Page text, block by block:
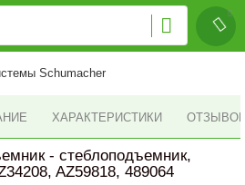
Schumacher
ХАРАКТЕРИСТИКИ ОТЗЫВОВ
- стеблоподъемник,
AZ59818, 489064